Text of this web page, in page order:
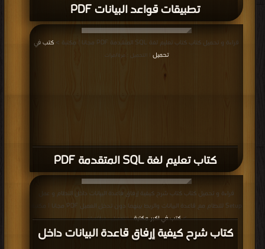
تطبيقات قواعد البيانات PDF
كتاب تعليم لغة SQL المتقدمة PDF
قراءة و تحميل كتاب كتاب تعليم لغة SQL المتقدمة PDF مجانا | مكتبة >
كتب في
تحميل
| التحميل : مرة/مرات
كتاب شرح كيفية إرفاق قاعدة البيانات داخل
قراءة و تحميل كتاب كتاب شرح كيفية إرفاق قاعدة البيانات داخل النظام و عمل
Setup للنظام مع قاعدة البيانات والربط بينهما دون تدخل العميل PDF مجانا | مكتبة
>كتب في اكبر مكتبة| التحميل : مرة/مرات